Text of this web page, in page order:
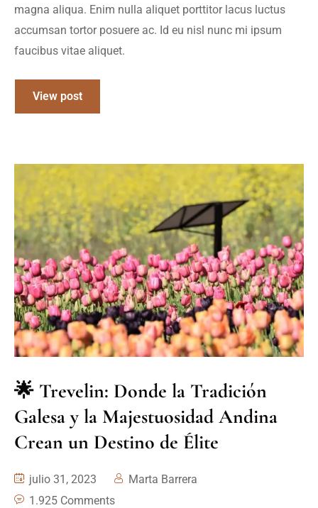
magna aliqua. Enim nulla aliquet porttitor lacus luctus
accumsan tortor posuere ac. Id eu nisl nunc mi ipsum
faucibus vitae aliquet.
View post
🌟 Trevelin: Donde la Tradición
Galesa y la Majestuosidad Andina
Crean un Destino de Élite
julio 31, 2023
Marta Barrera
1.925 Comments